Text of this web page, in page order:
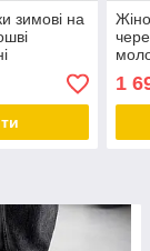
зимові на
1